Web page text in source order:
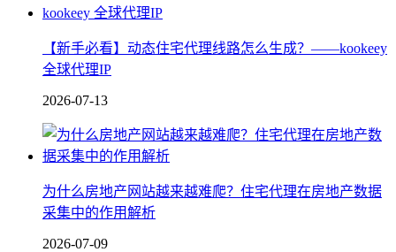
【新手必看】动态住宅代理线路怎么生成？——kookeey
全球代理IP
2026-07-13
为什么房地产网站越来越难爬？住宅代理在房地产数据
采集中的作用解析
2026-07-09